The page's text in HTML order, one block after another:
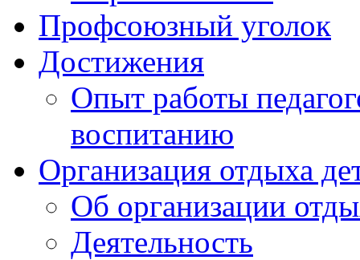
Профсоюзный уголок
Достижения
Опыт работы
воспитанию
Организация отдыха
Об организации
Деятельность